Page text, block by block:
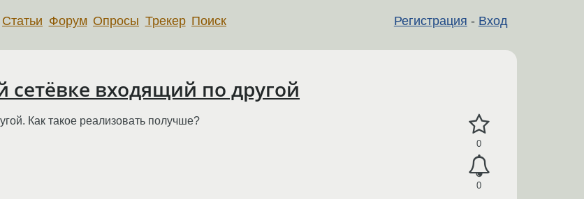
Регистрация - Вход
Статьи Форум Опросы Трекер Поиск
входящий по другой
0
0
Как такое реализовать получше?